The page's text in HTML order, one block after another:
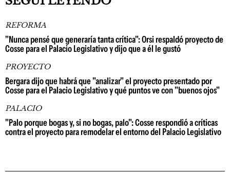
REFORMA
"Nunca pensé que generaría tanta crítica": Orsi respaldó proyecto de
Cosse para el Palacio Legislativo y dijo que a él le gustó
PROYECTO
Bergara dijo que habrá que "analizar" el proyecto presentado por
Cosse para el Palacio Legislativo y qué puntos ve con "buenos ojos"
PALACIO
"Palo porque bogas y, si no bogas, palo": Cosse respondió a críticas
contra el proyecto para remodelar el entorno del Palacio Legislativo